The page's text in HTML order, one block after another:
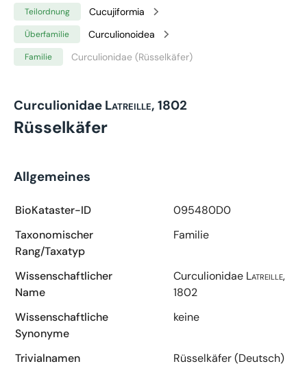
Teilordnung Cucujiformia
Überfamilie Curculionoidea
Familie Curculionidae (Rüsselkäfer)
Curculionidae Latreille, 1802
Rüsselkäfer
Allgemeines
BioKataster-ID
095480D0
Taxonomischer
Rang/Taxatyp
Familie
Wissenschaftlicher
Name
Curculionidae Latreille,
1802
Wissenschaftliche
Synonyme
keine
Trivialnamen
Rüsselkäfer (Deutsch)